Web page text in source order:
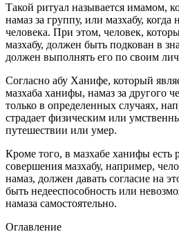
Такой ритуал называется имамом,
намаз за группу, или мазхабу, когда
человека. При этом, человек,
мазхабу, должен быть подкован в
должен выполнять его по своим
Согласно абу Ханифе, который
мазхаба ханифы, намаз за другого
только в определенных случаях,
страдает физическим или
путешествии или умер.
Кроме того, в мазхабе ханифы есть
совершения мазхабу, например,
намаз, должен давать согласие на
быть недееспособность или
намаза самостоятельно.
Оглавление